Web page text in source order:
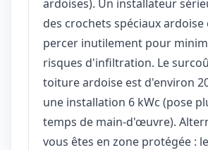
ardoises). Un installateur
des crochets spéciaux
percer inutilement pour
risques d'infiltration. Le
toiture ardoise est d'environ
une installation 6 kWc (pose
temps de main-d'œuvre).
vous êtes en zone protégée :